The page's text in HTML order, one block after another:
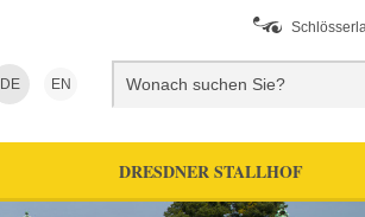
DE EN
DRESDNER STALLHOF